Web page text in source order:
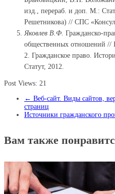
изд., перераб. и доп. М.:
Решетникова) // СПС
Яковлев В.Ф. Гражданско-
общественных отношений //
2. Гражданское право.
Статут, 2012.
Post Views: 21
← Веб-сайт. Виды сайтов,
страниц
Источники гражданского
Вам также